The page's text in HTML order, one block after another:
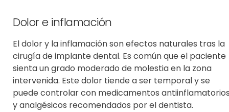
Dolor e inflamación
El dolor y la inflamación son efectos naturales tras la
cirugía de implante dental. Es común que el paciente
sienta un grado moderado de molestia en la zona
intervenida. Este dolor tiende a ser temporal y se
puede controlar con medicamentos
y analgésicos recomendados por el dentista.